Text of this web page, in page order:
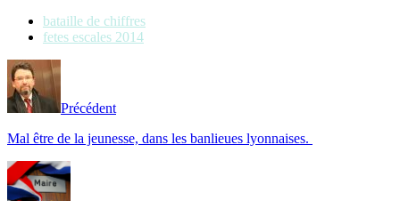
bataille de chiffres
fetes escales 2014
Précédent
Mal être de la jeunesse, dans les banlieues lyonnaises.